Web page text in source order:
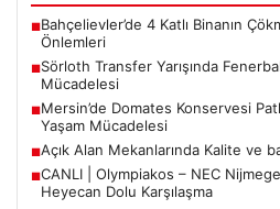
■Bahçelievler’de 4 Katlı Binanın
Önlemleri
■Sörloth Transfer Yarışında
Mücadelesi
■Mersin’de Domates Konservesi
Yaşam Mücadelesi
■Açık Alan Mekanlarında Kalite ve
■CANLI | Olympiakos – NEC
Heyecan Dolu Karşılaşma